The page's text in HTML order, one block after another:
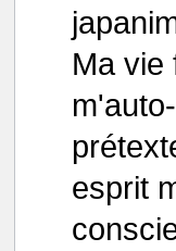
Ma vie
esprit